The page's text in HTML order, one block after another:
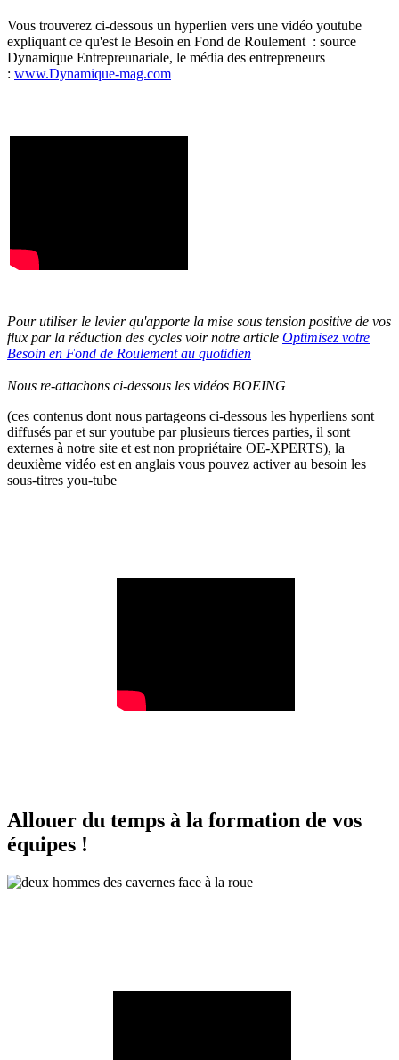
Vous trouverez ci-dessous un hyperlien vers une vidéo youtube
expliquant ce qu'est le Besoin en Fond de Roulement : source
Dynamique Entrepreunariale, le média des entrepreneurs
: www.Dynamique-mag.com
Pour utiliser le levier qu'apporte la mise sous tension positive de vos
flux par la réduction des cycles voir notre article Optimisez votre
Besoin en Fond de Roulement au quotidien
Nous re-attachons ci-dessous les vidéos BOEING
(ces contenus dont nous partageons ci-dessous les hyperliens sont
diffusés par et sur youtube par plusieurs tierces parties, il sont
externes à notre site et est non propriétaire OE-XPERTS), la
deuxième vidéo est en anglais vous pouvez activer au besoin les
sous-titres you-tube
Allouer du temps à la formation de vos
équipes !